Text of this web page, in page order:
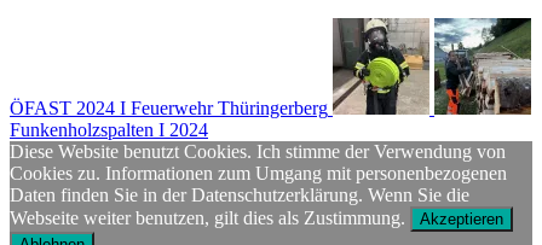
ÖFAST 2024 I Feuerwehr Thüringerberg
Funkenholzspalten I 2024
Diese Website benutzt Cookies. Ich stimme der Verwendung von
Cookies zu. Informationen zum Umgang mit personenbezogenen
Daten finden Sie in der Datenschutzerklärung. Wenn Sie die
Webseite weiter benutzen, gilt dies als Zustimmung.
Akzeptieren